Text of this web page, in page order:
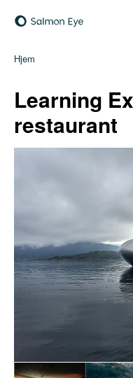
Hjem
Learning
restaurant